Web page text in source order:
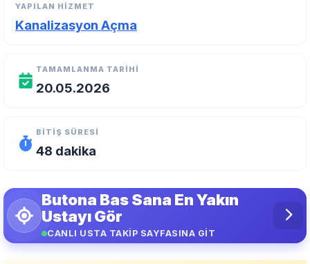
YAPILAN HIZMET
Kanalizasyon Açma
TAMAMLANMA TARIHI
20.05.2026
BITIŞ SÜRESI
48 dakika
Butona Bas Sana En Yakın
Ustayı Gör
CANLI USTA TAKİP SAYFASINA GİT